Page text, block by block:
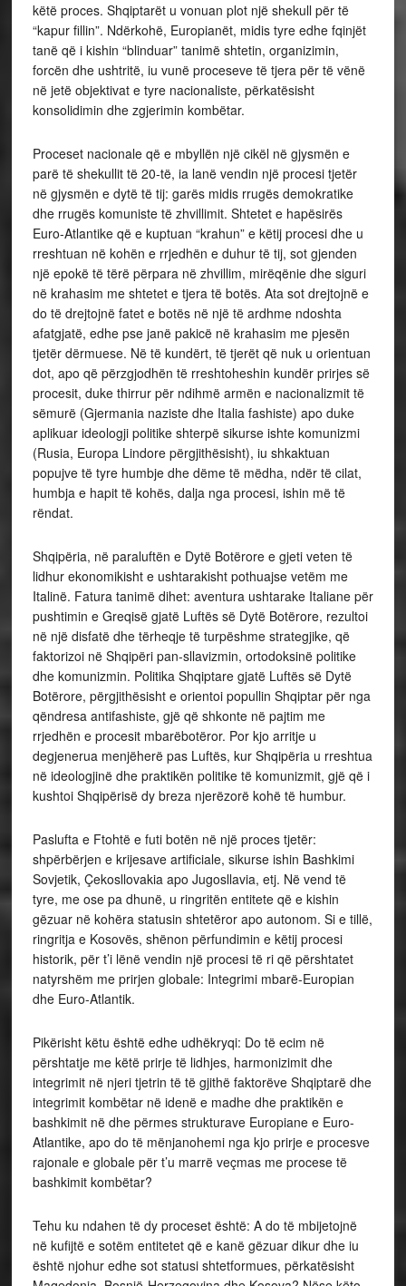
këtë proces. Shqiptarët u vonuan plot një shekull për të
“kapur fillin”. Ndërkohë, Europianët, midis tyre edhe fqinjët
tanë që i kishin “blinduar” tanimë shtetin, organizimin,
forcën dhe ushtritë, iu vunë proceseve të tjera për të vënë
në jetë objektivat e tyre nacionaliste, përkatësisht
konsolidimin dhe zgjerimin kombëtar.
Proceset nacionale që e mbyllën një cikël në gjysmën e
parë të shekullit të 20-të, ia lanë vendin një procesi tjetër
në gjysmën e dytë të tij: garës midis rrugës demokratike
dhe rrugës komuniste të zhvillimit. Shtetet e hapësirës
Euro-Atlantike që e kuptuan “krahun” e këtij procesi dhe u
rreshtuan në kohën e rrjedhën e duhur të tij, sot gjenden
një epokë të tërë përpara në zhvillim, mirëqënie dhe siguri
në krahasim me shtetet e tjera të botës. Ata sot drejtojnë e
do të drejtojnë fatet e botës në një të ardhme ndoshta
afatgjatë, edhe pse janë pakicë në krahasim me pjesën
tjetër dërmuese. Në të kundërt, të tjerët që nuk u orientuan
dot, apo që përzgjodhën të rreshtoheshin kundër prirjes së
procesit, duke thirrur për ndihmë armën e nacionalizmit të
sëmurë (Gjermania naziste dhe Italia fashiste) apo duke
aplikuar ideologji politike shterpë sikurse ishte komunizmi
(Rusia, Europa Lindore përgjithësisht), iu shkaktuan
popujve të tyre humbje dhe dëme të mëdha, ndër të cilat,
humbja e hapit të kohës, dalja nga procesi, ishin më të
rëndat.
Shqipëria, në paraluftën e Dytë Botërore e gjeti veten të
lidhur ekonomikisht e ushtarakisht pothuajse vetëm me
Italinë. Fatura tanimë dihet: aventura ushtarake Italiane për
pushtimin e Greqisë gjatë Luftës së Dytë Botërore, rezultoi
në një disfatë dhe tërheqje të turpëshme strategjike, që
faktorizoi në Shqipëri pan-sllavizmin, ortodoksinë politike
dhe komunizmin. Politika Shqiptare gjatë Luftës së Dytë
Botërore, përgjithësisht e orientoi popullin Shqiptar për nga
qëndresa antifashiste, gjë që shkonte në pajtim me
rrjedhën e procesit mbarëbotëror. Por kjo arritje u
degjenerua menjëherë pas Luftës, kur Shqipëria u rreshtua
në ideologjinë dhe praktikën politike të komunizmit, gjë që i
kushtoi Shqipërisë dy breza njerëzorë kohë të humbur.
Paslufta e Ftohtë e futi botën në një proces tjetër:
shpërbërjen e krijesave artificiale, sikurse ishin Bashkimi
Sovjetik, Çekosllovakia apo Jugosllavia, etj. Në vend të
tyre, me ose pa dhunë, u ringritën entitete që e kishin
gëzuar në kohëra statusin shtetëror apo autonom. Si e tillë,
ringritja e Kosovës, shënon përfundimin e këtij procesi
historik, për t’i lënë vendin një procesi të ri që përshtatet
natyrshëm me prirjen globale: Integrimi mbarë-Europian
dhe Euro-Atlantik.
Pikërisht këtu është edhe udhëkryqi: Do të ecim në
përshtatje me këtë prirje të lidhjes, harmonizimit dhe
integrimit në njeri tjetrin të të gjithë faktorëve Shqiptarë dhe
integrimit kombëtar në idenë e madhe dhe praktikën e
bashkimit në dhe përmes strukturave Europiane e Euro-
Atlantike, apo do të mënjanohemi nga kjo prirje e procesve
rajonale e globale për t’u marrë veçmas me procese të
bashkimit kombëtar?
Tehu ku ndahen të dy proceset është: A do të mbijetojnë
në kufijtë e sotëm entitetet që e kanë gëzuar dikur dhe iu
është njohur edhe sot statusi shtetformues, përkatësisht